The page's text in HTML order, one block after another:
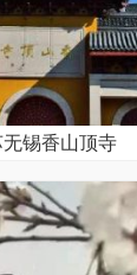
锡香山顶寺